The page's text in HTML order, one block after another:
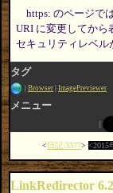
https: のページで
URI に変更してから
セキュリティレベル
タグ
Browser ImagePreviewer
メニュー
日記:3377 2015
LinkRedirector 6.2